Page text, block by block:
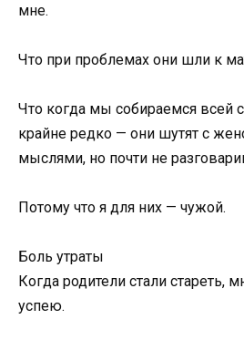
мне.
Что при проблемах они шли к
Что когда мы собираемся всей
крайне редко — они шутят с
мыслями, но почти не
Потому что я для них — чужой.
Боль утраты
Когда родители стали стареть,
успею.